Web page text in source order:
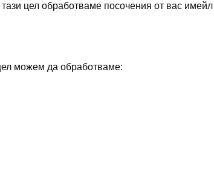
цел обработваме посочения от вас имейл
можем да обработваме: